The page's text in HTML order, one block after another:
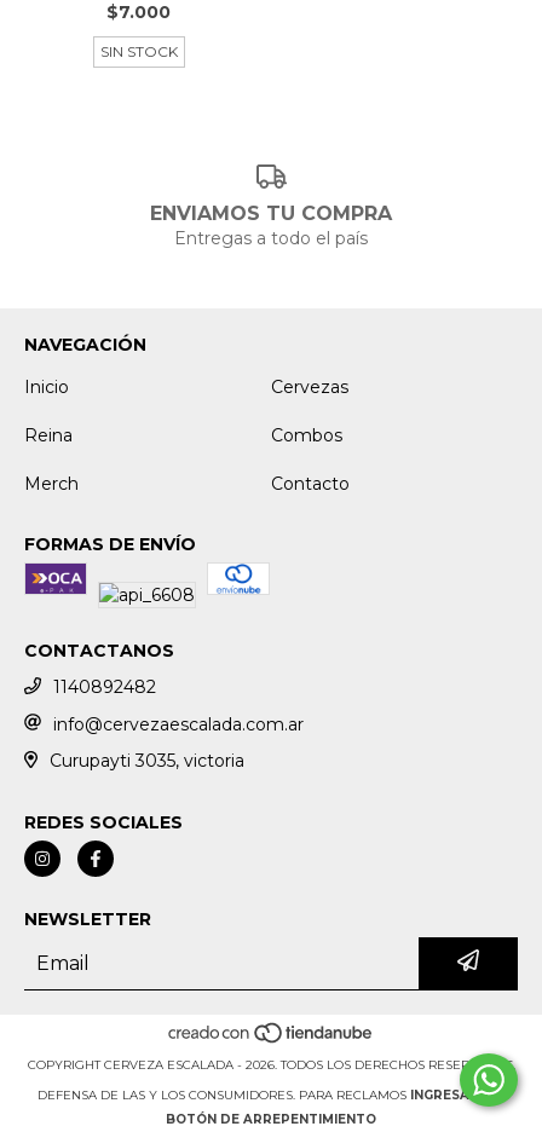
$7.000
SIN STOCK
ENVIAMOS TU COMPRA
Entregas a todo el país
NAVEGACIÓN
Inicio
Cervezas
Reina Combos
Merch Contacto
FORMAS DE ENVÍO
CONTACTANOS
1140892482
info@cervezaescalada.com.ar
Curupayti 3035, victoria
REDES SOCIALES
NEWSLETTER
COPYRIGHT CERVEZA ESCALADA - 2026. TODOS LOS DERECHOS RESERVADOS.
DEFENSA DE LAS Y LOS CONSUMIDORES. PARA RECLAMOS INGRESÁ ACÁ.
BOTÓN DE ARREPENTIMIENTO